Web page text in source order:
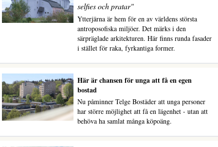
selfies och pratar"
Ytterjärna är hem för en av världens största
antroposofiska miljöer. Det märks i den
särpräglade arkitekturen. Här finns runda fasader
i stället för raka, fyrkantiga former.
Här är chansen för unga att få en egen
bostad
Nu påminner Telge Bostäder att unga personer
har större möjlighet att få en lägenhet - utan att
behöva ha samlat många köpoäng.